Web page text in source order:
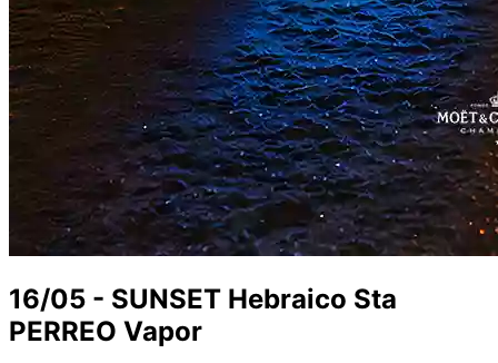
16/05 - SUNSET Hebraico Sta
PERREO Vapor